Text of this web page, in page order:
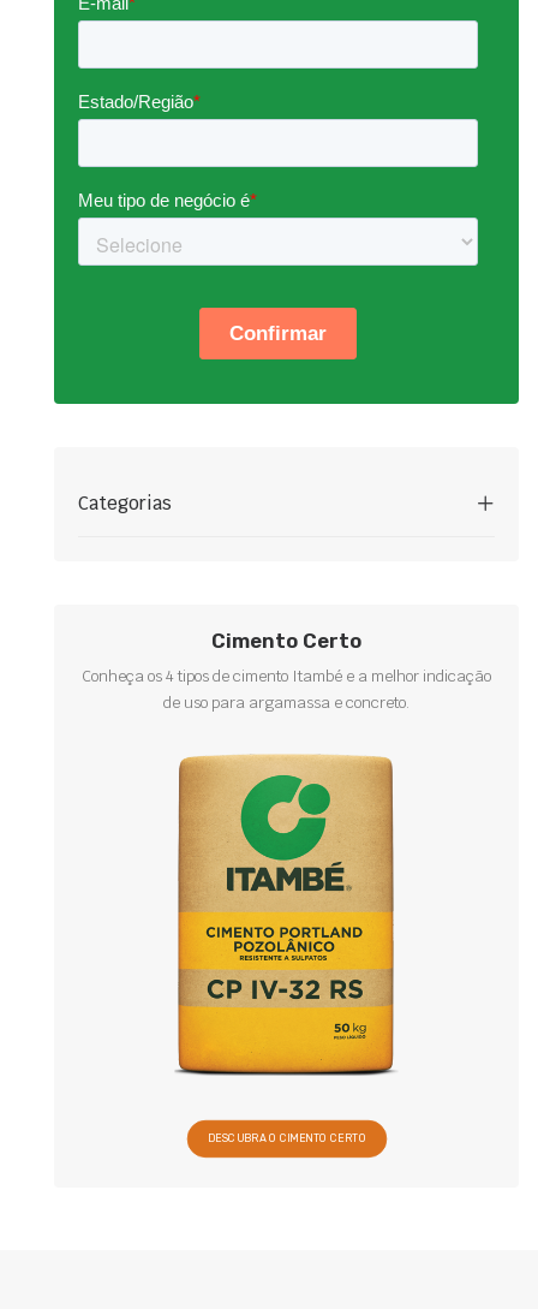
Categorias
Cimento Certo
Conheça os 4 tipos de cimento Itambé e a melhor indicação
de uso para argamassa e concreto.
DESCUBRA O CIMENTO CERTO